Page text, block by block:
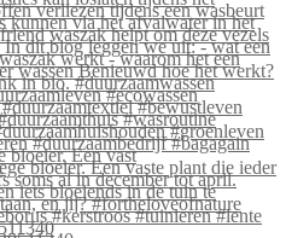
bloeier. Een vast